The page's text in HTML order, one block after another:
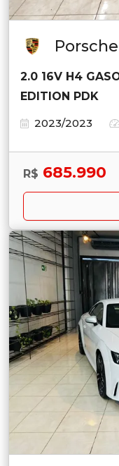
Porsche
2.0 16V H4
EDITION PDK
2023/2023
R$ 685.990